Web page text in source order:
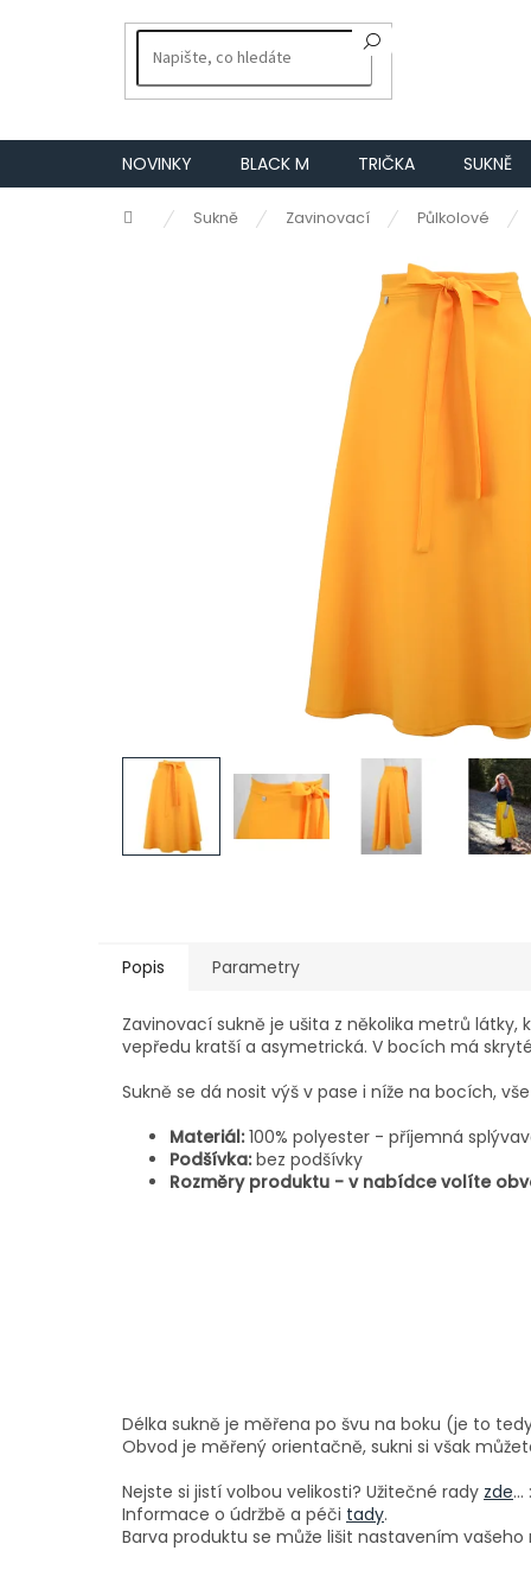
NOVINKY BLACK M TRIČKA SUKNĚ
Domů Sukně Zavinovací Půlkolové
Popis Parametry
Zavinovací sukně je ušita z několika metrů
vepředu kratší a asymetrická. V bocích má
Sukně se dá nosit výš v pase i níže na bocích,
Materiál:100% polyester - příjemná
Podšívka: bez podšívky
Rozměry produktu - v nabídce volíte
Délka sukně je měřena po švu na boku (je to
Obvod je měřený orientačně, sukni si však
Nejste si jistí volbou velikosti? Užitečné rady zde...
Informace o údržbě a péči tady.
Barva produktu se může lišit nastavením vašeho